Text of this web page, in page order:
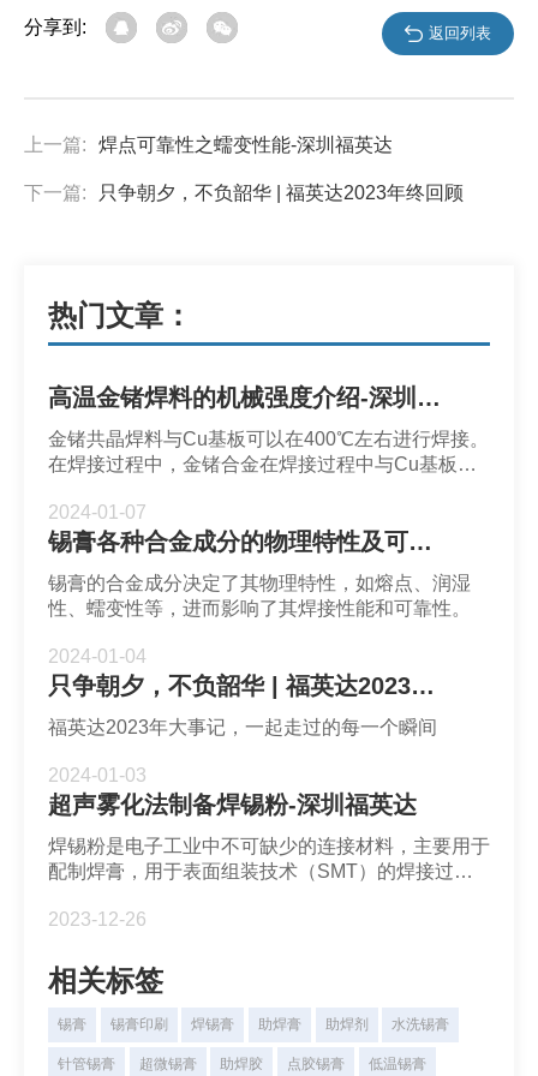
分享到: 返回列表
上一篇: 焊点可靠性之蠕变性能-深圳福英达
下一篇: 只争朝夕，不负韶华 | 福英达2023年终回顾
热门文章：
高温金锗焊料的机械强度介绍-深圳福英达
金锗共晶焊料与Cu基板可以在400℃左右进行焊接。
在焊接过程中，金锗合金在焊接过程中与Cu基板会
（HCP）。
2024-01-07
锡膏各种合金成分的物理特性及可靠性-深圳福英达
锡膏的合金成分决定了其物理特性，如熔点、润湿
性、蠕变性等，进而影响了其焊接性能和可靠性。
2024-01-04
只争朝夕，不负韶华 | 福英达2023年终回顾
福英达2023年大事记，一起走过的每一个瞬间
2024-01-03
超声雾化法制备焊锡粉-深圳福英达
焊锡粉是电子工业中不可缺少的连接材料，主要用于
配制焊膏，用于表面组装技术（SMT）的焊接过
焊接质量，因此对焊锡粉的制备工艺有着较高的要
2023-12-26
相关标签
锡膏 锡膏印刷 焊锡膏 助焊膏 助焊剂 水洗锡膏
针管锡膏 超微锡膏 助焊胶 点胶锡膏 低温锡膏